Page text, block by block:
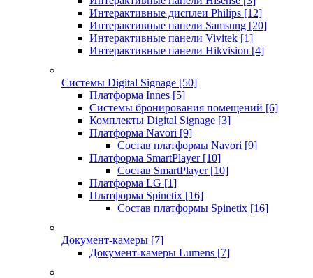
Интерактивные дисплеи Philips [12]
Интерактивные панели Samsung [20]
Интерактивные панели Vivitek [1]
Интерактивные панели Hikvision [4]
Системы Digital Signage [50]
Платформа Innes [5]
Системы бронирования помещений [6]
Комплекты Digital Signage [3]
Платформа Navori [9]
Состав платформы Navori [9]
Платформа SmartPlayer [10]
Состав SmartPlayer [10]
Платформа LG [1]
Платформа Spinetix [16]
Состав платформы Spinetix [16]
Документ-камеры [7]
Документ-камеры Lumens [7]